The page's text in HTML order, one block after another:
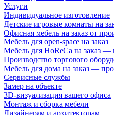
Услуги
Индивидуальное изготовление
Детские игровые комнаты на
Офисная мебель на заказ от
Мебель для open-space на заказ
Мебель для HoReCa на заказ
Производство торгового
Мебель для дома на заказ —
Сервисные службы
Замер на объекте
3D-визуализация вашего офиса
Монтаж и сборка мебели
Дизайнерам и архитекторам